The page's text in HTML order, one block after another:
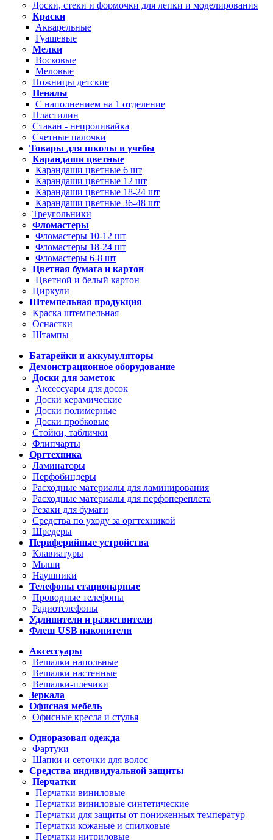
Доски, стеки и формочки для лепки и моделирования
Краски
Акварельные
Гуашевые
Мелки
Восковые
Меловые
Ножницы детские
Пеналы
С наполнением на 1 отделение
Пластилин
Стакан - непроливайка
Счетные палочки
Товары для школы и учебы
Карандаши цветные
Карандаши цветные 6 шт
Карандаши цветные 12 шт
Карандаши цветные 18-24 шт
Карандаши цветные 36-48 шт
Треугольники
Фломастеры
Фломастеры 10-12 шт
Фломастеры 18-24 шт
Фломастеры 6-8 шт
Цветная бумага и картон
Цветной и белый картон
Циркули
Штемпельная продукция
Краска штемпельная
Оснастки
Штампы
Батарейки и аккумуляторы
Демонстрационное оборудование
Доски для заметок
Аксессуары для досок
Доски керамические
Доски полимерные
Доски пробковые
Стойки, таблички
Флипчарты
Оргтехника
Ламинаторы
Перфобиндеры
Расходные материалы для ламинирования
Расходные материалы для перфопереплета
Резаки для бумаги
Средства по уходу за оргтехникой
Шредеры
Периферийные устройства
Клавиатуры
Мыши
Наушники
Телефоны стационарные
Проводные телефоны
Радиотелефоны
Удлинители и разветвители
Флеш USB накопители
Аксессуары
Вешалки напольные
Вешалки настенные
Вешалки-плечики
Зеркала
Офисная мебель
Офисные кресла и стулья
Одноразовая одежда
Фартуки
Шапки и сеточки для волос
Средства индивидуальной защиты
Перчатки
Перчатки виниловые
Перчатки виниловые синтетические
Перчатки для защиты от пониженных температур
Перчатки кожаные и спилковые
Перчатки нитриловые